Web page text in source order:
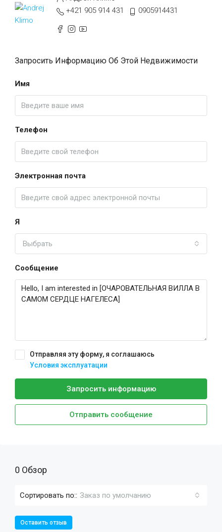
+421 905 914 431
0905914431
Запросить Информацию Об Этой Недвижимости
Имя
Телефон
Электронная почта
Я
Выбрать
Сообщение
Отправляя эту форму, я соглашаюсь
Условия эксплуатации
Запросить информацию
Отправить сообщение
0 Обзор
Сортировать по:: Заказ по умолчанию
Оставить отзыв